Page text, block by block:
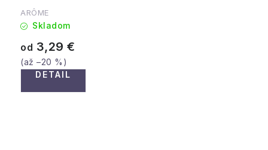
ARÔME
Skladom
od 3,29 €
(až –20 %)
DETAIL